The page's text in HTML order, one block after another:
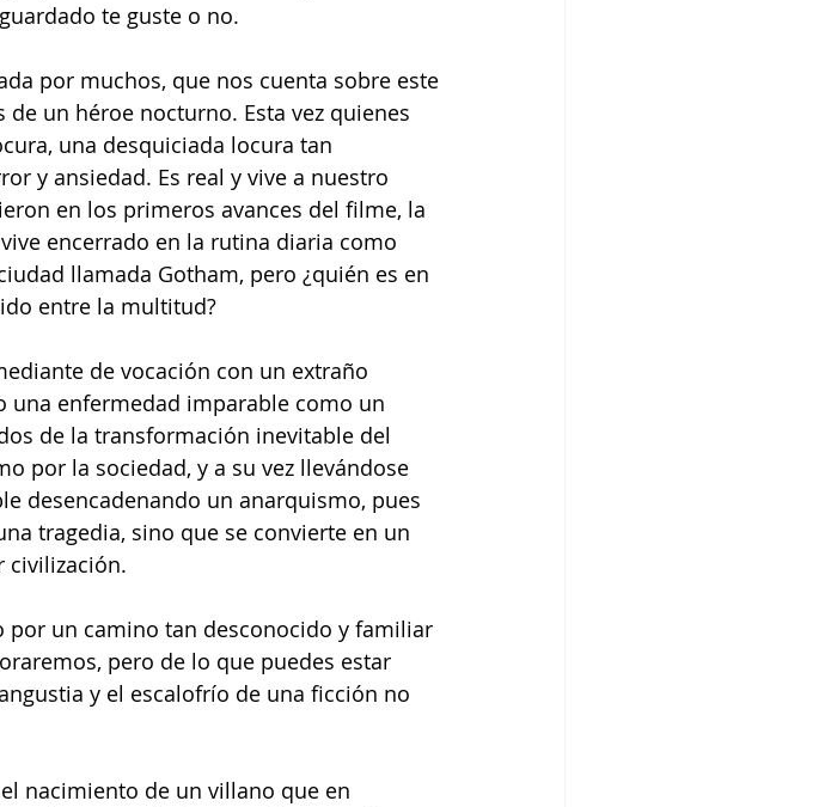
te guste o no.
por muchos, que nos cuenta sobre este
un héroe nocturno. Esta vez quienes
una desquiciada locura tan
y ansiedad. Es real y vive a nuestro
en los primeros avances del filme, la
encerrado en la rutina diaria como
llamada Gotham, pero ¿quién es en
entre la multitud?
de vocación con un extraño
una enfermedad imparable como un
de la transformación inevitable del
por la sociedad, y a su vez llevándose
desencadenando un anarquismo, pues
tragedia, sino que se convierte en un
civilización.
por un camino tan desconocido y familiar
pero de lo que puedes estar
y el escalofrío de una ficción no
nacimiento de un villano que en